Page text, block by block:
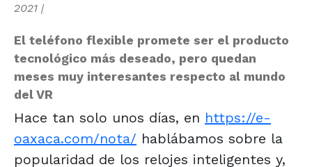
2021 |
El teléfono flexible promete ser el producto
tecnológico más deseado, pero quedan
meses muy interesantes respecto al mundo
del VR
Hace tan solo unos días, en https://e-
oaxaca.com/nota/ hablábamos sobre la
popularidad de los relojes inteligentes y,